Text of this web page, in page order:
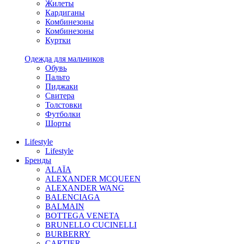
Жилеты
Кардиганы
Комбинезоны
Комбинезоны
Куртки
Одежда для мальчиков
Обувь
Пальто
Пиджаки
Свитера
Толстовки
Футболки
Шорты
Lifestyle
Lifestyle
Бренды
ALAÏA
ALEXANDER MCQUEEN
ALEXANDER WANG
BALENCIAGA
BALMAIN
BOTTEGA VENETA
BRUNELLO CUCINELLI
BURBERRY